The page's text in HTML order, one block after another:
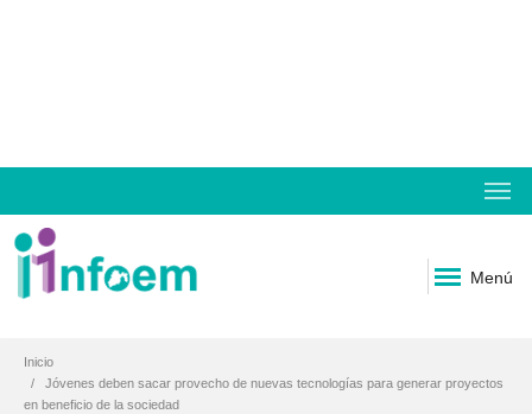
Menú
Inicio
Jóvenes deben sacar provecho de nuevas tecnologías para generar proyectos
en beneficio de la sociedad